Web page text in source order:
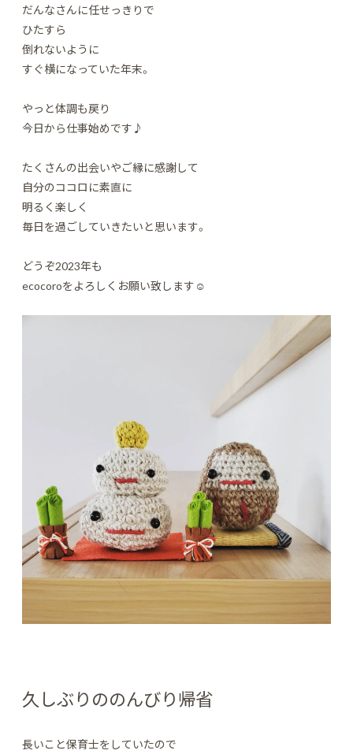
だんなさんに任せっきりで
ひたすら
倒れないように
すぐ横になっていた年末。
やっと体調も戻り
今日から仕事始めです♪
たくさんの出会いやご縁に感謝して
自分のココロに素直に
明るく楽しく
毎日を過ごしていきたいと思います。
どうぞ2023年も
ecocoroをよろしくお願い致します☺
久しぶりののんびり帰省
長いこと保育士をしていたので